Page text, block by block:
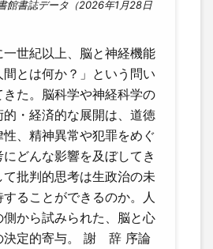
館書誌データ（2026年1月28日
世紀以上、脳と神経機能
とは何か？」という問い
た。脳科学や神経科学の
・経済的な展開は、道徳
、精神異常や犯罪をめぐ
どんな影響を及ぼしてき
批判的思考は生政治の未
ることができるのか。人
から試みられた、脳と心
決定的寄与。 謝 辞 序論